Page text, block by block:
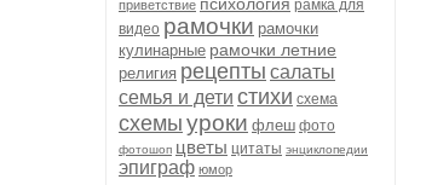
приветствие
рамка для
видео рамочки рамочки
кулинарные рамочки летние
религия рецепты салаты
семья и дети стихи схема
схемы уроки флеш фото
фотошоп цветы цитаты энциклопедии
эпиграф юмор